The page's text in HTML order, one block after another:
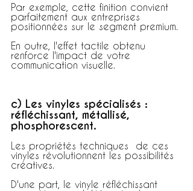
Par exemple, cette finition convient
parfaitement aux entreprises
positionnées sur le segment premium.
En outre, l'effet tactile obtenu
renforce l'impact de votre
communication visuelle.
c) Les vinyles spécialisés :
réfléchissant, métallisé,
phosphorescent.
Les propriétés techniques  de ces
vinyles révolutionnent les possibilités
créatives.
D'une part, le vinyle réfléchissant